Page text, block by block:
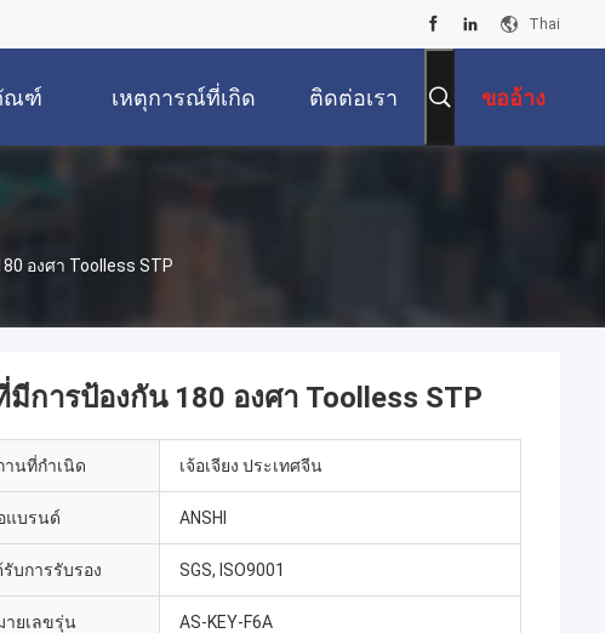
Thai
ณฑ์ เหตุการณ์ที่เกิด ติดต่อเรา ขออ้าง
องศา Toolless STP
การป้องกัน 180 องศา Toolless STP
านที่กำเนิด เจ้อเจียง ประเทศจีน
แบรนด์ ANSHI
รับการรับรอง SGS, ISO9001
ายเลขรุ่น AS-KEY-F6A